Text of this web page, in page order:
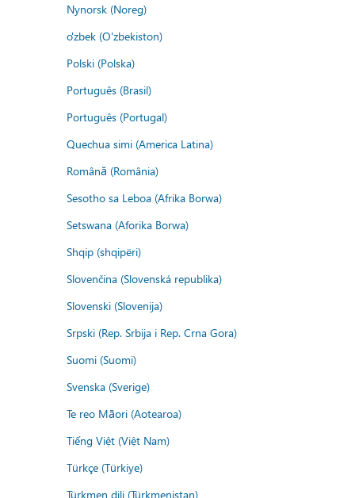
Nynorsk (Noreg)
o'zbek (O'zbekiston)
Polski (Polska)
Português (Brasil)
Português (Portugal)
Quechua simi (America Latina)
Română (România)
Sesotho sa Leboa (Afrika Borwa)
Setswana (Aforika Borwa)
Shqip (shqipëri)
Slovenčina (Slovenská republika)
Slovenski (Slovenija)
Srpski (Rep. Srbija i Rep. Crna Gora)
Suomi (Suomi)
Svenska (Sverige)
Te reo Māori (Aotearoa)
Tiếng Việt (Việt Nam)
Türkçe (Türkiye)
Türkmen dili (Türkmenistan)